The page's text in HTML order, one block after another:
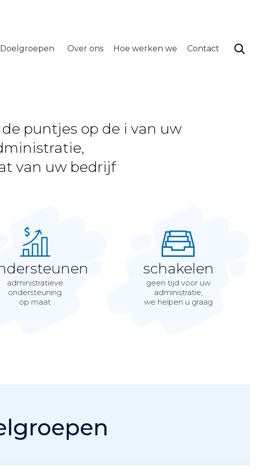
content
Doelgroepen Over ons Hoe werken we Contact 
puntjes op de i van uw
van uw bedrijf
administratieve
ondersteuning
op maat
schakelen
geen tijd voor uw
administratie,
we helpen u graag